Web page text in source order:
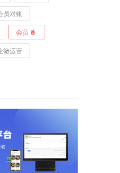
员对账
会员
微运营